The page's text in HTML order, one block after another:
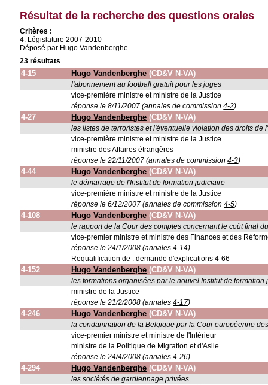
Résultat de la recherche des questions orales
Critères :
4: Législature 2007-2010
Déposé par Hugo Vandenberghe
23 résultats
4-15 Hugo Vandenberghe (CD&V N-VA)
l'abonnement au football gratuit pour les juges
vice-première ministre et ministre de la Justice
réponse le 8/11/2007 (annales de commission4-2)
4-27 Hugo Vandenberghe (CD&V N-VA)
les listes de terroristes et l'éventuelle violation des droits de
vice-première ministre et ministre de la Justice
ministre des Affaires étrangères
réponse le 22/11/2007 (annales de commission4-3)
4-44 Hugo Vandenberghe (CD&V N-VA)
le démarrage de l'Institut de formation judiciaire
vice-première ministre et ministre de la Justice
réponse le 6/12/2007 (annales de commission4-5)
4-108 Hugo Vandenberghe (CD&V N-VA)
le rapport de la Cour des comptes concernant le coût final
vice-premier ministre et ministre des Finances et des
réponse le 24/1/2008 (annales4-14)
Requalification de : demande d'explications4-66
4-152 Hugo Vandenberghe (CD&V N-VA)
les formations organisées par le nouvel Institut de formation
ministre de la Justice
réponse le 21/2/2008 (annales4-17)
4-246 Hugo Vandenberghe (CD&V N-VA)
la condamnation de la Belgique par la Cour européenne
vice-premier ministre et ministre de l'Intérieur
ministre de la Politique de Migration et d'Asile
réponse le 24/4/2008 (annales4-26)
4-294 Hugo Vandenberghe (CD&V N-VA)
les sociétés de gardiennage privées